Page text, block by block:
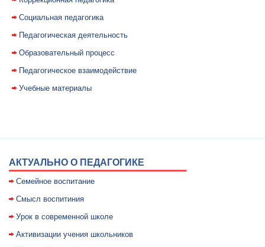
Социальная педагогика
Педагогическая деятельность
Образовательный процесс
Педагогическое взаимодействие
Учебные материалы
АКТУАЛЬНО О ПЕДАГОГИКЕ
Семейное воспитание
Смысл воспитиния
Уpок в совpеменной школе
Активизации учения школьников